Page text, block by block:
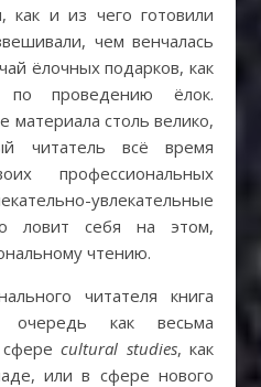
как и из чего готовили
чем венчалась
ёлочных подарков, как
по проведению ёлок.
материала столь велико,
читатель всё время
профессиональных
увлекательные
ловит себя на этом,
чтению.
читателя книга
как весьма
сфереcultural studies, как
или в сфере нового